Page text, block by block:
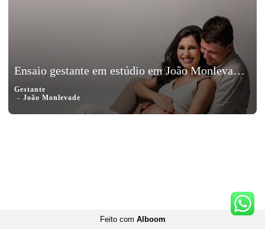
Ensaio gestante em estúdio em João Monlevade, Minas Gerais - Sâmela e Flavio, a espera de Raul
Gestante
João Monlevade
Feito com Alboom